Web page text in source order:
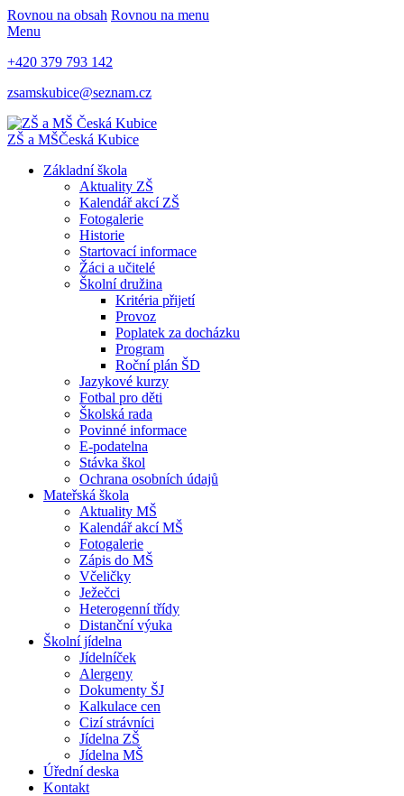
Rovnou na obsah Rovnou na menu
Menu
+420 379 793 142
zsamskubice@seznam.cz
ZŠ a MŠČeská Kubice
Základní škola
Aktuality ZŠ
Kalendář akcí ZŠ
Fotogalerie
Historie
Startovací informace
Žáci a učitelé
Školní družina
Kritéria přijetí
Provoz
Poplatek za docházku
Program
Roční plán ŠD
Jazykové kurzy
Fotbal pro děti
Školská rada
Povinné informace
E-podatelna
Stávka škol
Ochrana osobních údajů
Mateřská škola
Aktuality MŠ
Kalendář akcí MŠ
Fotogalerie
Zápis do MŠ
Včeličky
Ježečci
Heterogenní třídy
Distanční výuka
Školní jídelna
Jídelníček
Alergeny
Dokumenty ŠJ
Kalkulace cen
Cizí strávníci
Jídelna ZŠ
Jídelna MŠ
Úřední deska
Kontakt